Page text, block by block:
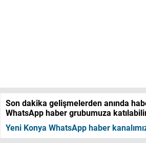
Son dakika gelişmelerden anında
WhatsApp haber grubumuza
Yeni Konya WhatsApp haber